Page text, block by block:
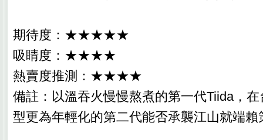
期待度：★★★★★
吸睛度：★★★★
熱賣度推測：★★★★
備註：以溫吞火慢慢熬煮的第一代Tiida，
型更為年輕化的第二代能否承襲江山就端賴